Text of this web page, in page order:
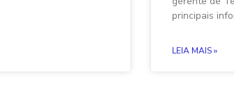
principais
LEIA MAIS »